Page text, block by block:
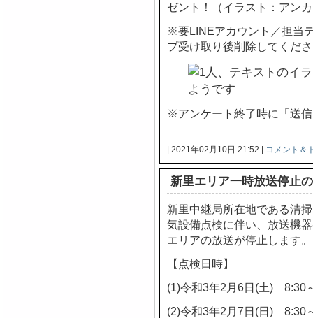
ゼント！（イラスト：アン
※要LINEアカウント／担当
プ受け取り後削除してくだ
※アンケート終了時に「送
| 2021年02月10日 21:52 | コメント＆
新里エリア一時放送停止
新里中継局所在地である清
気設備点検に伴い、放送機
エリアの放送が停止します。
【点検日時】
(1)令和3年2月6日(土) 8:30
(2)令和3年2月7日(日) 8:30